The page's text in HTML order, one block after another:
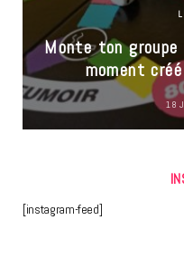
Monte ton
moment
18
[instagram-feed]